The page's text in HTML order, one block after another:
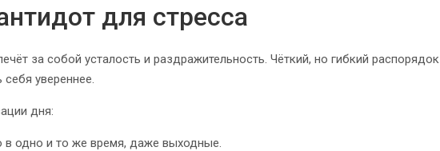
для стресса
за собой усталость и раздражительность. Чёткий, но гибкий распорядок
себя увереннее.
дня:
в одно и то же время, даже выходные.